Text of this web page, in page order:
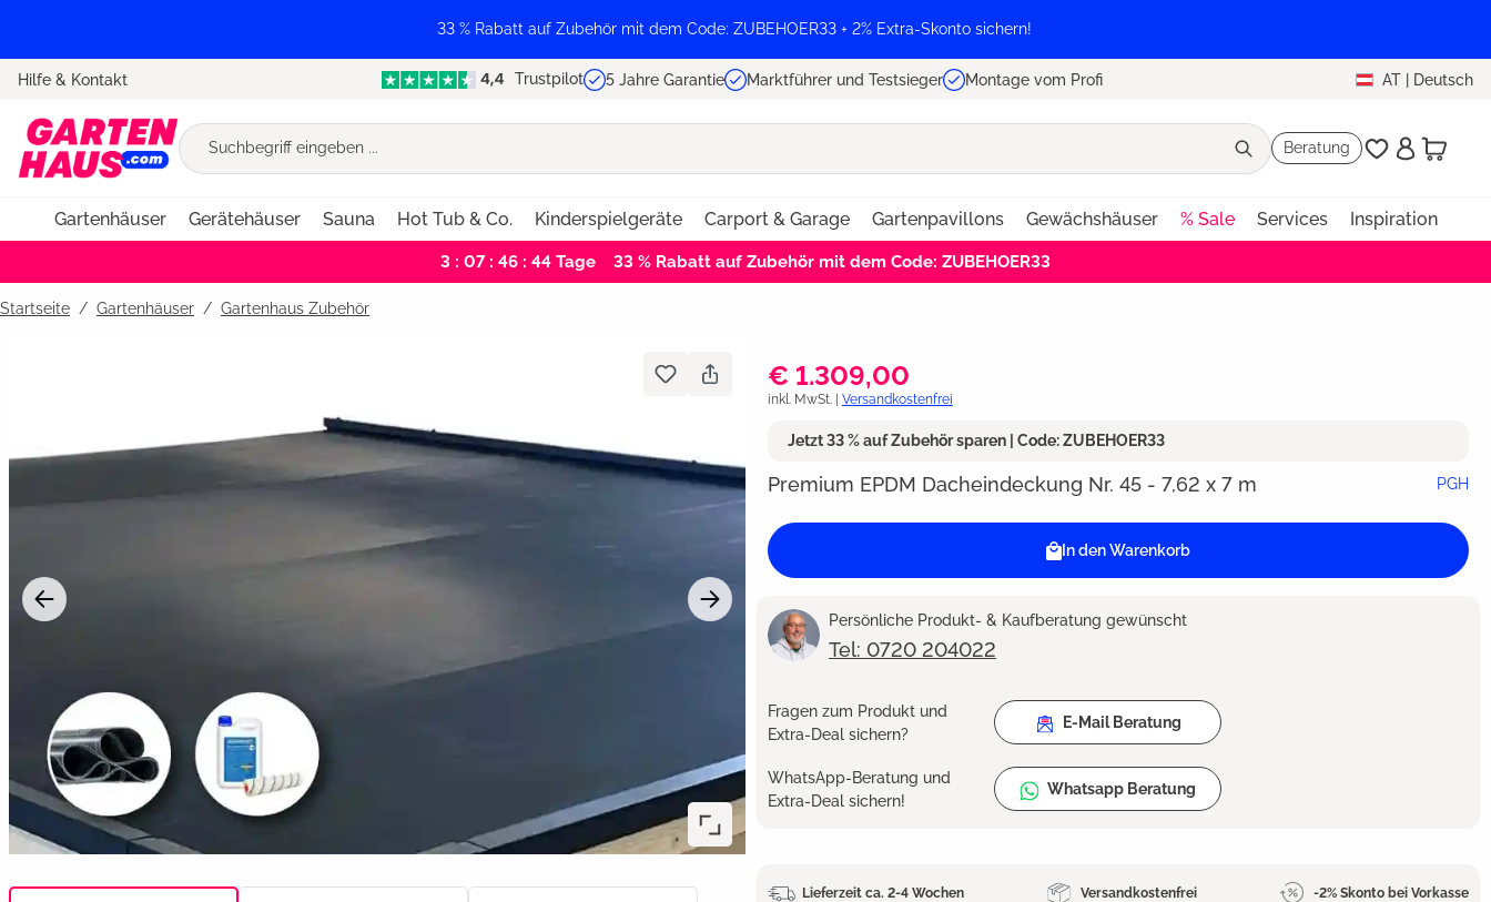
33 % Rabatt auf Zubehör mit dem Code: ZUBEHOER33 + 2% Extra-Skonto sichern!
Hilfe & Kontakt Trustpilot 5 Jahre Garantie Marktführer und Testsieger Montage vom Profi AT | Deutsch
Beratung
Gartenhäuser Gerätehäuser Sauna Hot Tub & Co. Kinderspielgeräte Carport & Garage Gartenpavillons Gewächshäuser % Sale Services Inspiration
3 : 07 : 46 : 44 Tage 33 % Rabatt auf Zubehör mit dem Code: ZUBEHOER33
Startseite Gartenhäuser / Gartenhaus Zubehör
€ 1.309,00
inkl. MwSt. | Versandkostenfrei
Jetzt 33 % auf Zubehör sparen | Code: ZUBEHOER33
Premium EPDM Dacheindeckung Nr. 45 - 7,62 x 7 m PGH
In den Warenkorb
Persönliche Produkt- & Kaufberatung gewünscht
Tel: 0720 204022
Fragen zum Produkt und
Extra-Deal sichern?
E-Mail Beratung
WhatsApp-Beratung und
Extra-Deal sichern!
Whatsapp Beratung
Lieferzeit ca. 2-4 Wochen Versandkostenfrei -2% Skonto bei Vorkasse